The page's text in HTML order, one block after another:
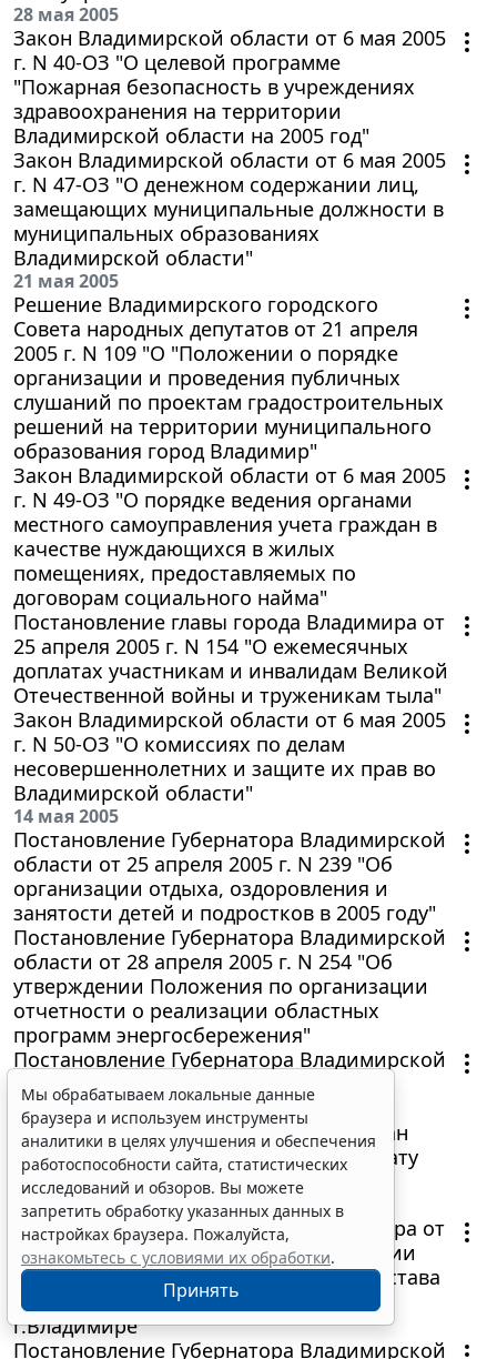
28 мая 2005
Закон Владимирской области от 6 мая 2005
г. N 40-ОЗ "О целевой программе
"Пожарная безопасность в учреждениях
здравоохранения на территории
Владимирской области на 2005 год"
Закон Владимирской области от 6 мая 2005
г. N 47-ОЗ "О денежном содержании лиц,
замещающих муниципальные должности в
муниципальных образованиях
Владимирской области"
21 мая 2005
Решение Владимирского городского
Совета народных депутатов от 21 апреля
2005 г. N 109 "О "Положении о порядке
организации и проведения публичных
слушаний по проектам градостроительных
решений на территории муниципального
образования город Владимир"
Закон Владимирской области от 6 мая 2005
г. N 49-ОЗ "О порядке ведения органами
местного самоуправления учета граждан в
качестве нуждающихся в жилых
помещениях, предоставляемых по
договорам социального найма"
Постановление главы города Владимира от
25 апреля 2005 г. N 154 "О ежемесячных
доплатах участникам и инвалидам Великой
Отечественной войны и труженикам тыла"
Закон Владимирской области от 6 мая 2005
г. N 50-ОЗ "О комиссиях по делам
несовершеннолетних и защите их прав во
Владимирской области"
14 мая 2005
Постановление Губернатора Владимирской
области от 25 апреля 2005 г. N 239 "Об
организации отдыха, оздоровления и
занятости детей и подростков в 2005 году"
Постановление Губернатора Владимирской
области от 28 апреля 2005 г. N 254 "Об
утверждении Положения по организации
отчетности о реализации областных
программ энергосбережения"
Постановление Губернатора Владимирской
области от 27 апреля 2005 г. N 253 "О
дополнительных мерах социальной
поддержки малообеспеченных граждан
при предоставлении субсидий на оплату
жилья и коммунальных услуг"
7 мая 2005
Постановление главы города Владимира от
14 апреля 2005 г. N 137 "Об утверждении
типового Положения и примерного Устава
товарищества собственников жилья в
г.Владимире"
Постановление Губернатора Владимирской
Мы обрабатываем локальные данные
браузера и используем инструменты
аналитики в целях улучшения и обеспечения
работоспособности сайта, статистических
исследований и обзоров. Вы можете
запретить обработку указанных данных в
настройках браузера. Пожалуйста,
ознакомьтесь с условиями их обработки.
Принять